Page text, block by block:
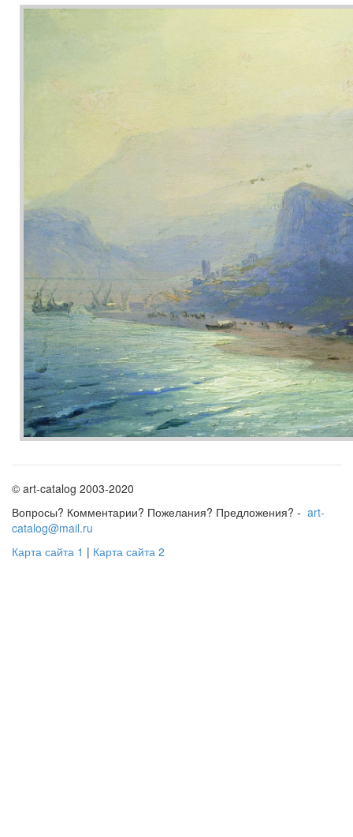
© art-catalog 2003-2020
Вопросы? Комментарии? Пожелания? Предложения? - art-
catalog@mail.ru
Карта сайта 1 | Карта сайта 2